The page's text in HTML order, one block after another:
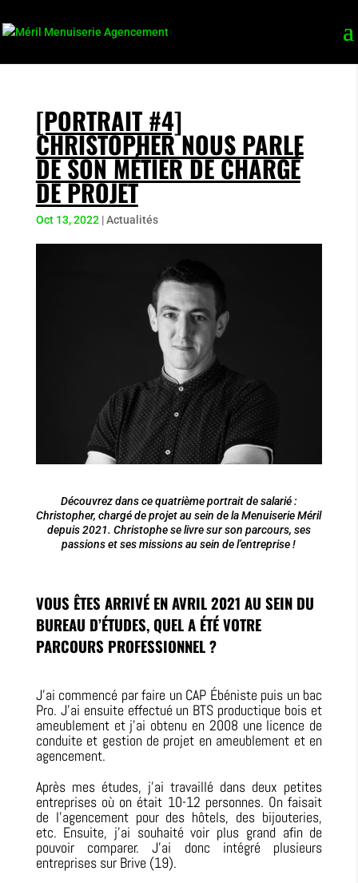
[PORTRAIT #4]
CHRISTOPHER NOUS PARLE
DE SON MÉTIER DE CHARGÉ
DE PROJET
Oct 13, 2022|Actualités
Découvrez dans ce quatrième portrait de salarié :
Christopher, chargé de projet au sein de la Menuiserie Méril
depuis 2021. Christophe se livre sur son parcours, ses
passions et ses missions au sein de l’entreprise !
VOUS ÊTES ARRIVÉ EN AVRIL 2021 AU SEIN DU
BUREAU D’ÉTUDES, QUEL A ÉTÉ VOTRE
PARCOURS PROFESSIONNEL ?
J’ai commencé par faire un CAP Ébéniste puis un bac
Pro. J’ai ensuite effectué un BTS productique bois et
ameublement et j’ai obtenu en 2008 une licence de
conduite et gestion de projet en ameublement et en
agencement.
Après mes études, j’ai travaillé dans deux petites
entreprises où on était 10-12 personnes. On faisait
de l’agencement pour des hôtels, des bijouteries,
etc. Ensuite, j’ai souhaité voir plus grand afin de
pouvoir comparer. J’ai donc intégré plusieurs
entreprises sur Brive (19).